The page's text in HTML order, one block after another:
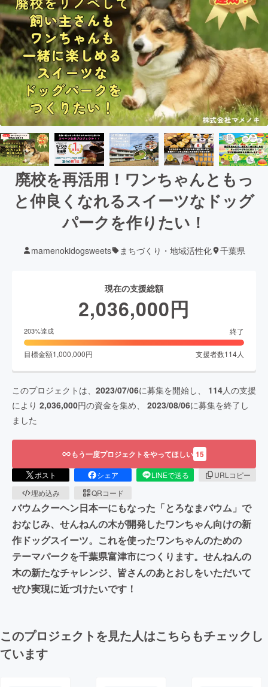
廃校を再活用！ワンちゃんともっ
と仲良くなれるスイーツなドッグ
パークを作りたい！
mamenokidogsweets まちづくり・地域活性化 千葉県
現在の支援総額
2,036,000円
203%達成 終了
目標金額1,000,000円 支援者数114人
このプロジェクトは、 2023/07/06に募集を開始し、 114人の支援
により 2,036,000円の資金を集め、 2023/08/06に募集を終了し
ました
もう一度プロジェクトをやってほしい 15
ポスト シェア LINEで送る
URLコピー
埋め込み
QRコード
バウムクーヘン日本一にもなった「とろなまバウム」で
おなじみ、せんねんの木が開発したワンちゃん向けの新
作ドッグスイーツ。これを使ったワンちゃんのための
テーマパークを千葉県富津市につくります。せんねんの
木の新たなチャレンジ、皆さんのあとおしをいただいて
ぜひ実現に近づけたいです！
このプロジェクトを見た人はこちらもチェックし
ています